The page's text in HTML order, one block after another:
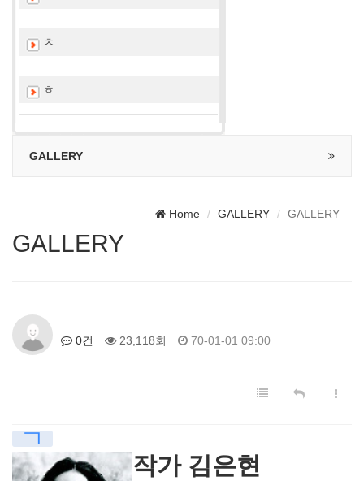
ㅊ
ㅎ
GALLERY
Home GALLERY GALLERY
GALLERY
0건 23,118회 70-01-01 09:00
ㄱ
작가 김은현